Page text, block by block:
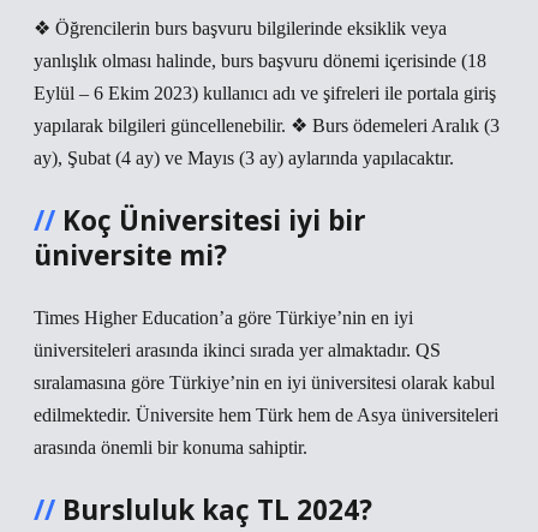
❖ Öğrencilerin burs başvuru bilgilerinde eksiklik veya
yanlışlık olması halinde, burs başvuru dönemi içerisinde (18
Eylül – 6 Ekim 2023) kullanıcı adı ve şifreleri ile portala giriş
yapılarak bilgileri güncellenebilir. ❖ Burs ödemeleri Aralık (3
ay), Şubat (4 ay) ve Mayıs (3 ay) aylarında yapılacaktır.
Koç Üniversitesi iyi bir
üniversite mi?
Times Higher Education’a göre Türkiye’nin en iyi
üniversiteleri arasında ikinci sırada yer almaktadır. QS
sıralamasına göre Türkiye’nin en iyi üniversitesi olarak kabul
edilmektedir. Üniversite hem Türk hem de Asya üniversiteleri
arasında önemli bir konuma sahiptir.
Bursluluk kaç TL 2024?